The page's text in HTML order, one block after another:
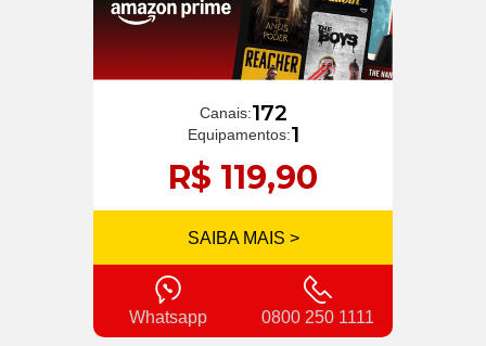
Canais:172
Equipamentos:1
R$ 119,90
SAIBA MAIS >
Whatsapp 0800 250 1111